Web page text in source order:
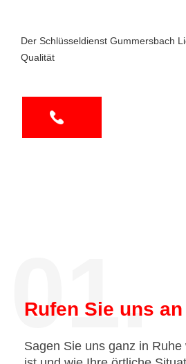
Der Schlüsseldienst Gummersbach
Qualität
01.
Rufen Sie uns an
Sagen Sie uns ganz in Ruhe